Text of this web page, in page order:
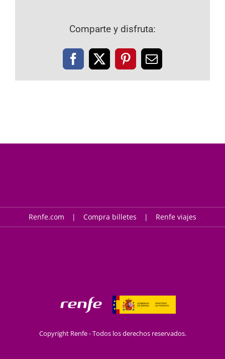
Comparte y disfruta:
Facebook
X PinterestCorreo
Renfe.com Compra billetes Renfe viajes
Copyright Renfe - Todos los derechos reservados.